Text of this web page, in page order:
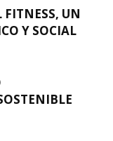
UN
Y SOCIAL